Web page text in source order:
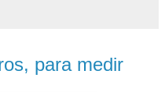
para medir